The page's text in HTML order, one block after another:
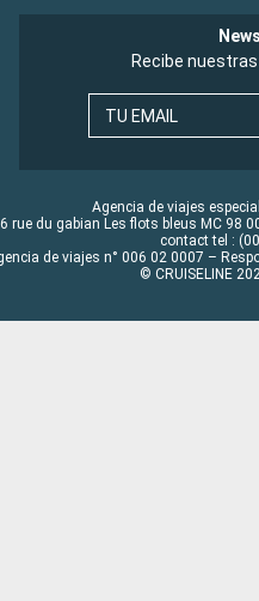
Recibe
TU EMAIL
Agencia de viajes
rue du gabian Les flots bleus MC 98
contact tel :
de viajes n° 006 02 0007 –
© CRUISELINE